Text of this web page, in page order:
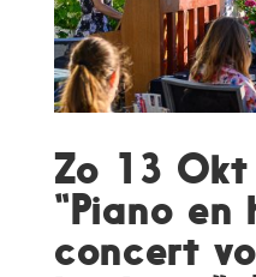
Zo 13
“Piano en
concert